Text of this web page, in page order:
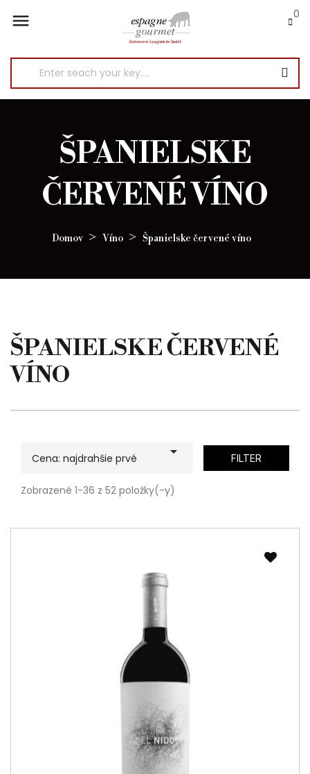
 0
ŠPANIELSKE
ČERVENÉ VÍNO
Domov Víno Španielske červené víno
ŠPANIELSKE ČERVENÉ
VÍNO
Cena: najdrahšie prvé  FILTER
Zobrazené 1-36 z 52 položky(-y)